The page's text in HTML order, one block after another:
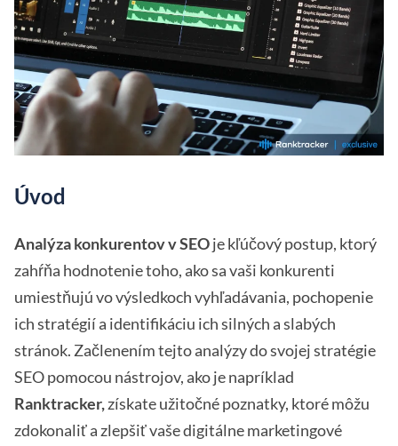
Úvod
Analýza konkurentov v SEOje kľúčový postup, ktorý
zahŕňa hodnotenie toho, ako sa vaši konkurenti
umiestňujú vo výsledkoch vyhľadávania, pochopenie
ich stratégií a identifikáciu ich silných a slabých
stránok. Začlenením tejto analýzy do svojej stratégie
SEO pomocou nástrojov, ako je napríklad
Ranktracker,získate užitočné poznatky, ktoré môžu
zdokonaliť a zlepšiť vaše digitálne marketingové